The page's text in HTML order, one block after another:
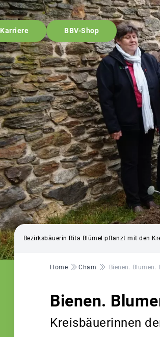
Karriere BBV-Shop
Bezirksbäuerin Rita Blümel pflanzt mit den
Pfadnavigation
Home Cham Bienen. Blumen.
Bienen.
Kreisbäuerinnen